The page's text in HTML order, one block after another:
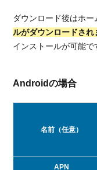
ダウンロード後はホ
ルがダウンロードされ
インストールが可能で
Androidの場合
名前（任意）
APN